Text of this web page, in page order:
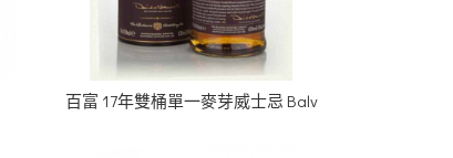
百富 17年雙桶單一麥芽威士忌 Balv